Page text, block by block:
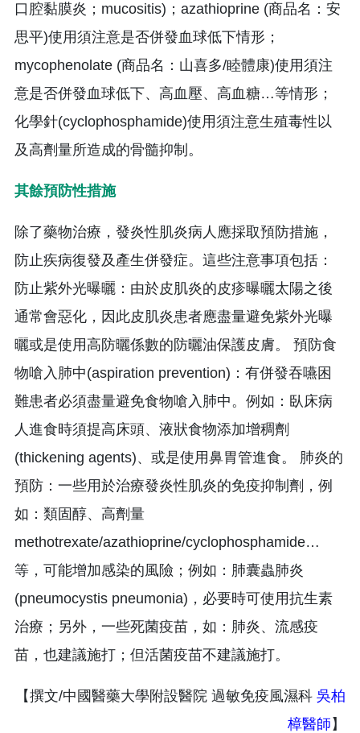
口腔黏膜炎；mucositis)；azathioprine (商品名：安
思平)使用須注意是否併發血球低下情形；
mycophenolate (商品名：山喜多/睦體康)使用須注
意是否併發血球低下、高血壓、高血糖…等情形；
化學針(cyclophosphamide)使用須注意生殖毒性以
及高劑量所造成的骨髓抑制。
其餘預防性措施
除了藥物治療，發炎性肌炎病人應採取預防措施，
防止疾病復發及產生併發症。這些注意事項包括：
防止紫外光曝曬：由於皮肌炎的皮疹曝曬太陽之後
通常會惡化，因此皮肌炎患者應盡量避免紫外光曝
曬或是使用高防曬係數的防曬油保護皮膚。 預防食
物嗆入肺中(aspiration prevention)：有併發吞嚥困
難患者必須盡量避免食物嗆入肺中。例如：臥床病
人進食時須提高床頭、液狀食物添加增稠劑
(thickening agents)、或是使用鼻胃管進食。 肺炎的
預防：一些用於治療發炎性肌炎的免疫抑制劑，例
如：類固醇、高劑量
methotrexate/azathioprine/cyclophosphamide…
等，可能增加感染的風險；例如：肺囊蟲肺炎
(pneumocystis pneumonia)，必要時可使用抗生素
治療；另外，一些死菌疫苗，如：肺炎、流感疫
苗，也建議施打；但活菌疫苗不建議施打。
【撰文/中國醫藥大學附設醫院 過敏免疫風濕科 吳柏
樟醫師 】